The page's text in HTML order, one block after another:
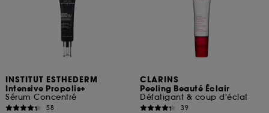
INSTITUT ESTHEDERM
Intensive Propolis+
Sérum Concentré
58
CLARINS
Peeling Beauté Éclair
Défatigant & coup d'éclat
39